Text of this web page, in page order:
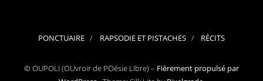
PONCTUAIRE RAPSODIE ET PISTACHES RÉCITS
© OUPOLI (OUvroir de POésie LIbre) – Fièrement propulsé par